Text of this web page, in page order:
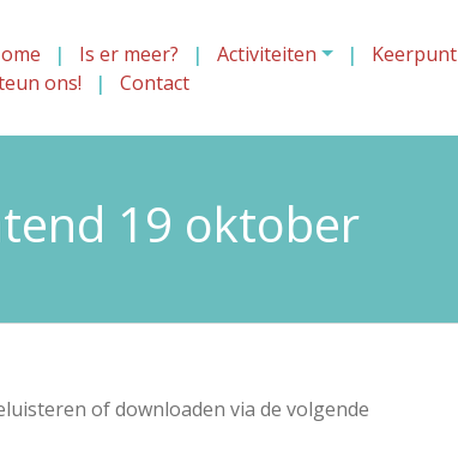
Is er meer? Activiteiten Keerpunt
ons!
Contact
19 oktober
of downloaden via de volgende